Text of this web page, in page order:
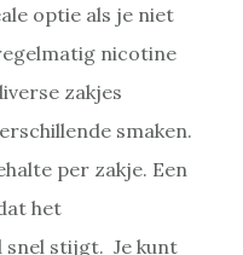
optie als je niet
nicotine
zakjes
smaken.
per zakje. Een
het
snel stijgt. Je kunt